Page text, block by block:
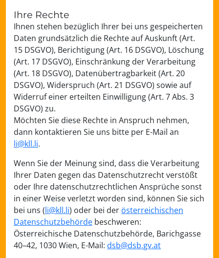
Ihre Rechte
Ihnen stehen bezüglich Ihrer bei uns gespeicherten
Daten grundsätzlich die Rechte auf Auskunft (Art.
15 DSGVO), Berichtigung (Art. 16 DSGVO), Löschung
(Art. 17 DSGVO), Einschränkung der Verarbeitung
(Art. 18 DSGVO), Datenübertragbarkeit (Art. 20
DSGVO), Widerspruch (Art. 21 DSGVO) sowie auf
Widerruf einer erteilten Einwilligung (Art. 7 Abs. 3
DSGVO) zu.
Möchten Sie diese Rechte in Anspruch nehmen,
dann kontaktieren Sie uns bitte per E-Mail an
li@kll.li.
Wenn Sie der Meinung sind, dass die Verarbeitung
Ihrer Daten gegen das Datenschutzrecht verstößt
oder Ihre datenschutzrechtlichen Ansprüche sonst
in einer Weise verletzt worden sind, können Sie sich
bei uns (li@kll.li) oder bei der österreichischen
Datenschutzbehörde beschweren:
Österreichische Datenschutzbehörde, Barichgasse
40–42, 1030 Wien, E-Mail: dsb@dsb.gv.at